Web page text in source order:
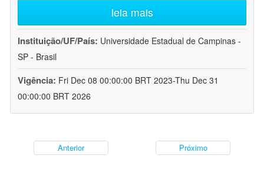
leia mais
Instituição/UF/País: Universidade Estadual de Campinas -
SP - Brasil
Vigência: Fri Dec 08 00:00:00 BRT 2023-Thu Dec 31
00:00:00 BRT 2026
Anterior Próximo